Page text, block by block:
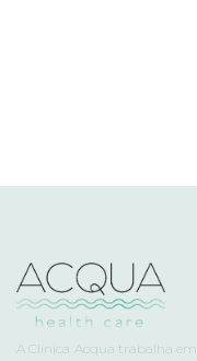
A Clínica Acqua trabalha